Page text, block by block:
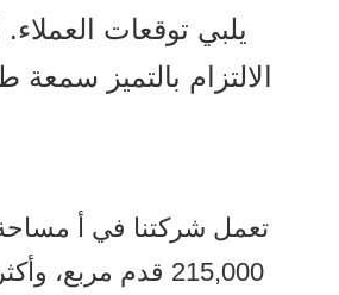
يلبي توقعات العملاء.
الالتزام بالتميز سمعة
تعمل شركتنا في أ مساحة